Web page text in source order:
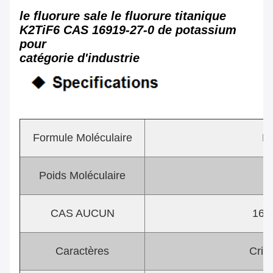
le fluorure sale le fluorure titanique
K2TiF6 CAS 16919-27-0 de potassium
pour
catégorie d'industrie
Formule Moléculaire
Poids Moléculaire
CAS AUCUN
Caractères